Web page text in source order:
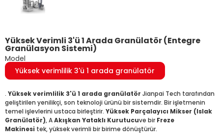
Yüksek Verimli 3'ü 1 Arada Granülatör (Entegre
Granülasyon Sistemi)
Model
Yüksek verimlilik 3'ü 1 arada granülatör
. Yüksek verimlilik 3'ü 1 arada granülatör Jianpai Tech tarafından
geliştirilen yenilikçi, son teknoloji ürünü bir sistemdir. Bir işletmenin
temel işlevlerini ustaca birleştirir. Yüksek Parçalayıcı Mikser (Islak
Granülatör), AAkışkan Yataklı Kurutucuve bir Freze
Makinesi tek, yüksek verimli bir birime dönüştürür.